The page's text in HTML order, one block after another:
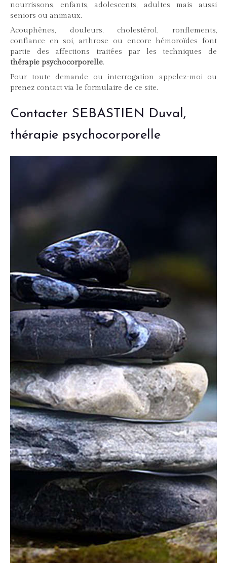
nourrissons, enfants, adolescents, adultes mais aussi
seniors ou animaux.
Acouphènes, douleurs, cholestérol, ronflements,
confiance en soi, arthrose ou encore hémoroïdes font
partie des affections traitées par les techniques de
thérapie psychocorporelle.
Pour toute demande ou interrogation appelez-moi ou
prenez contact via le formulaire de ce site.
Contacter SEBASTIEN Duval,
thérapie psychocorporelle